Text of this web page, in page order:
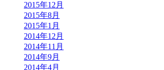
2015年12月
2015年8月
2015年1月
2014年12月
2014年11月
2014年9月
2014年4月